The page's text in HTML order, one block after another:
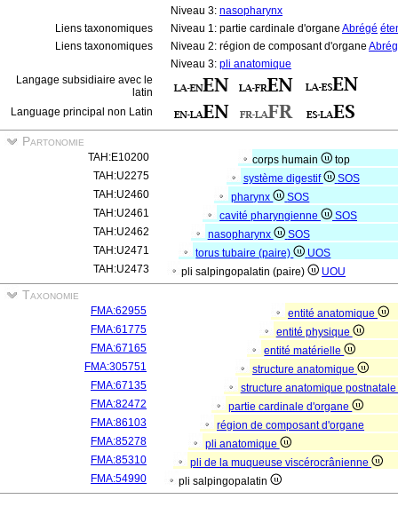
Niveau 3: nasopharynx
Liens taxonomiques
Niveau 1: partie cardinale d'organe Abrégé
Liens taxonomiques
Niveau 2: région de composant d'organe
Niveau 3: pli anatomique
Langage subsidiaire avec le
latin
Language principal non Latin
Partonomie
TAH:E10200 corps humain
top
TAH:U2275
système digestif
SOS
TAH:U2460
pharynx
SOS
TAH:U2461
cavité pharyngienne
SOS
TAH:U2462
nasopharynx
SOS
TAH:U2471
torus tubaire (paire)
UOS
TAH:U2473
pli salpingopalatin (paire) UOU
Taxonomie
FMA:62955
entité anatomique
FMA:61775
entité physique
FMA:67165
entité matérielle
FMA:305751
structure anatomique
FMA:67135
structure anatomique postnatale
FMA:82472
partie cardinale d'organe
FMA:86103
région de composant d'organe
FMA:85278
pli anatomique
FMA:85310
pli de la muqueuse viscérocrânienne
FMA:54990
pli salpingopalatin